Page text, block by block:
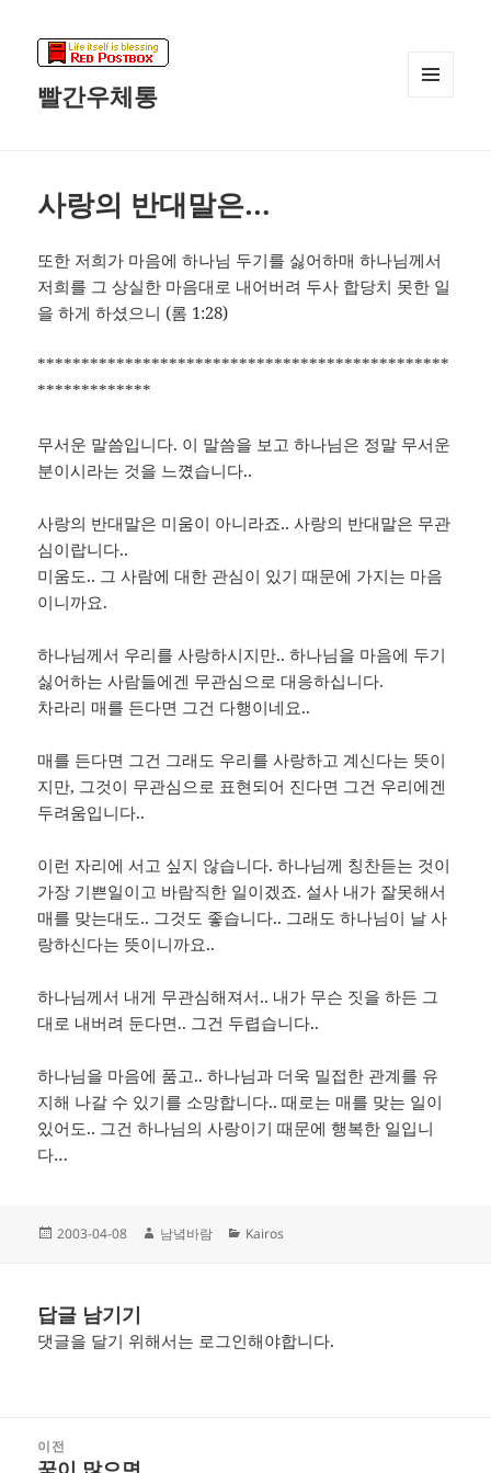
빨간우체통
사랑의 반대말은…
또한 저희가 마음에 하나님 두기를 싫어하매 하나님께서
저희를 그 상실한 마음대로 내어버려 두사 합당치 못한 일
을 하게 하셨으니 (롬 1:28)
***********************************************
*************
무서운 말씀입니다. 이 말씀을 보고 하나님은 정말 무서운
분이시라는 것을 느꼈습니다..
사랑의 반대말은 미움이 아니라죠.. 사랑의 반대말은 무관
심이랍니다..
미움도.. 그 사람에 대한 관심이 있기 때문에 가지는 마음
이니까요.
하나님께서 우리를 사랑하시지만.. 하나님을 마음에 두기
싫어하는 사람들에겐 무관심으로 대응하십니다.
차라리 매를 든다면 그건 다행이네요..
매를 든다면 그건 그래도 우리를 사랑하고 계신다는 뜻이
지만, 그것이 무관심으로 표현되어 진다면 그건 우리에겐
두려움입니다..
이런 자리에 서고 싶지 않습니다. 하나님께 칭찬듣는 것이
가장 기쁜일이고 바람직한 일이겠죠. 설사 내가 잘못해서
매를 맞는대도.. 그것도 좋습니다.. 그래도 하나님이 날 사
랑하신다는 뜻이니까요..
하나님께서 내게 무관심해져서.. 내가 무슨 짓을 하든 그
대로 내버려 둔다면.. 그건 두렵습니다..
하나님을 마음에 품고.. 하나님과 더욱 밀접한 관계를 유
지해 나갈 수 있기를 소망합니다.. 때로는 매를 맞는 일이
있어도.. 그건 하나님의 사랑이기 때문에 행복한 일입니
다…
작
2003-04-08
글
남녘바람
카
Kairos
답글 남기기
댓글을 달기 위해서는 로그인해야합니다.
이전